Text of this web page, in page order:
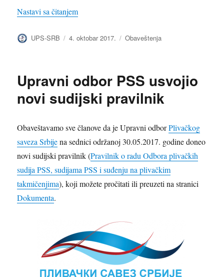
Nastavi sa čitanjem„Seminar za plivačke sudije Plivačkog saveza
Autor
UPS-SRB Objavljeno
4. oktobar 2017. Kategorije
Obaveštenja
Upravni odbor PSS usvojio
novi sudijski pravilnik
Obaveštavamo sve članove da je Upravni odborPlivačkog
saveza Srbijena sednici održanoj 30.05.2017. godine doneo
novi sudijski pravilnik (Pravilnik o radu Odbora plivačkih
sudija PSS, sudijama PSS i suđenju na plivačkim
takmičenjima), koji možete pročitati ili preuzeti na stranici
Dokumenta.